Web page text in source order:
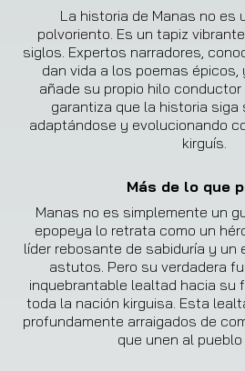
La historia de Manas no es
polvoriento. Es un tapiz
siglos. Expertos narradores,
dan vida a los poemas épicos,
añade su propio hilo
garantiza que la historia siga
adaptándose y evolucionando
kirguís.
Más de lo que
Manas no es simplemente un
epopeya lo retrata como un
líder rebosante de sabiduría y
astutos. Pero su verdadera
inquebrantable lealtad hacia su
toda la nación kirguisa. Esta
profundamente arraigados de
que unen al pueblo